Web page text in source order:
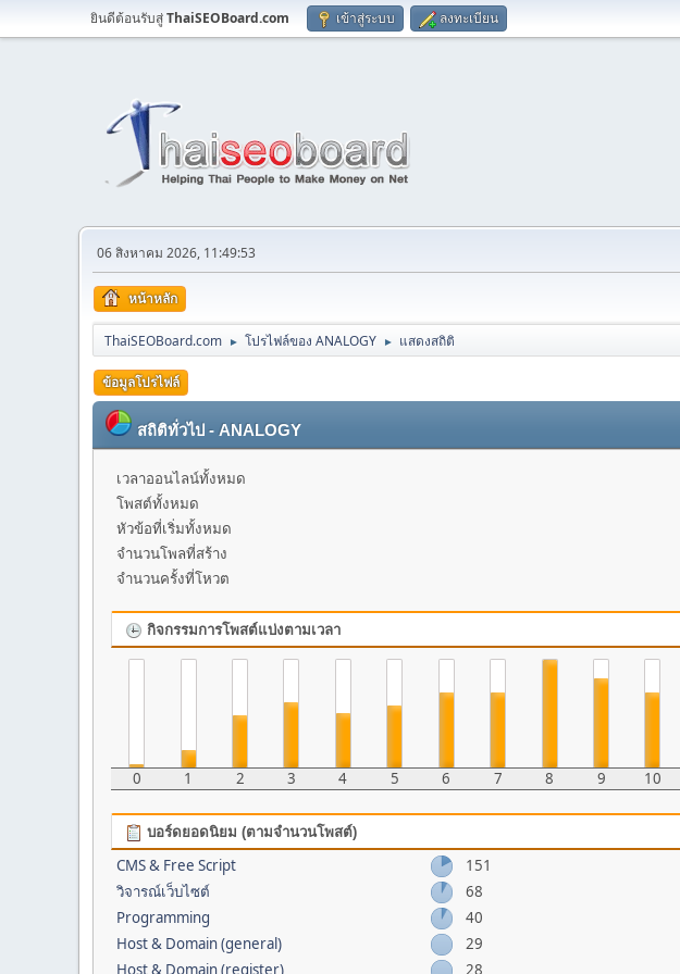
ยินดีต้อนรับสู่ThaiSEOBoard.com เข้าสู่ระบบ ลงทะเบียน
06 สิงหาคม 2026, 11:49:53
หน้าหลัก
ThaiSEOBoard.com ► โปรไฟล์ของ ANALOGY ► แสดงสถิติ
ข้อมูลโปรไฟล์
สถิติทั่วไป - ANALOGY
เวลาออนไลน์ทั้งหมด
โพสต์ทั้งหมด
หัวข้อที่เริ่มทั้งหมด
จำนวนโพลที่สร้าง
จำนวนครั้งที่โหวต
กิจกรรมการโพสต์แบ่งตามเวลา
0 1 2 3 4 5 6 7 8 9 10
บอร์ดยอดนิยม (ตามจำนวนโพสต์)
CMS & Free Script
151
วิจารณ์เว็บไซต์
68
Programming
40
Host & Domain (general)
29
Host & Domain (register)
28